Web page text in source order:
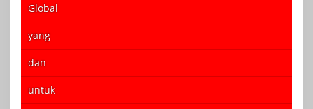
Global
yang
dan
untuk